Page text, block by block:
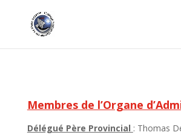
Membres de l’Organe
Délégué Père Provincial : Thomas